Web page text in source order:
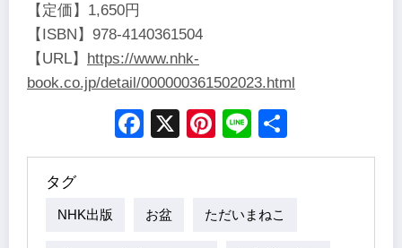
【定価】1,650円
【ISBN】978-4140361504
【URL】 https://www.nhk-
book.co.jp/detail/000000361502023.html
Facebook
X Pinterest
Line
タグ
NHK出版 お盆 ただいまねこ